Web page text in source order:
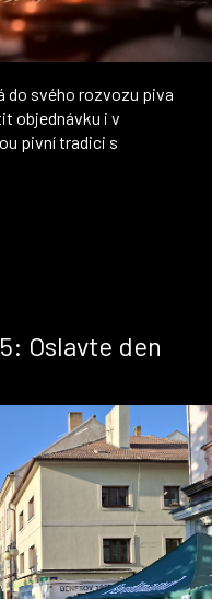
do svého rozvozu piva
objednávku i v
pivní tradici s
Oslavte den